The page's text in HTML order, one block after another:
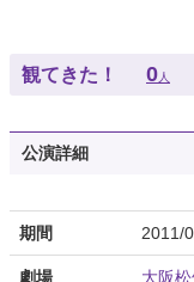
観てきた！ 0 人
公演詳細
期間 2011/
劇場 大阪